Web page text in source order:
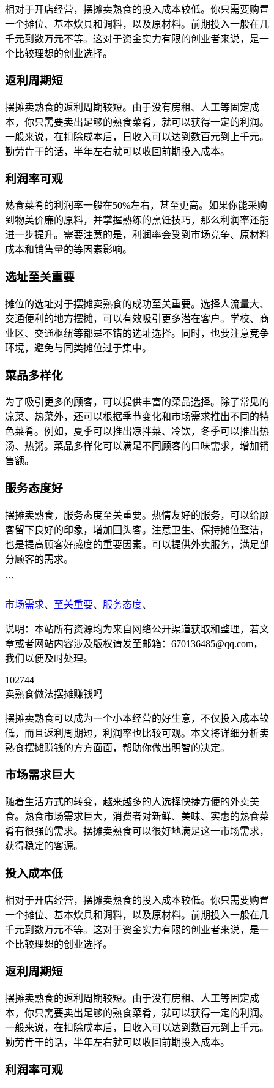
相对于开店经营，摆摊卖熟食的投入成本较低。你只需要购置
一个摊位、基本炊具和调料，以及原材料。前期投入一般在几
千元到数万元不等。这对于资金实力有限的创业者来说，是一
个比较理想的创业选择。
返利周期短
摆摊卖熟食的返利周期较短。由于没有房租、人工等固定成
本，你只需要卖出足够的熟食菜肴，就可以获得一定的利润。
一般来说，在扣除成本后，日收入可以达到数百元到上千元。
勤劳肯干的话，半年左右就可以收回前期投入成本。
利润率可观
熟食菜肴的利润率一般在50%左右，甚至更高。如果你能采购
到物美价廉的原料，并掌握熟练的烹饪技巧，那么利润率还能
进一步提升。需要注意的是，利润率会受到市场竞争、原材料
成本和销售量的等因素影响。
选址至关重要
摊位的选址对于摆摊卖熟食的成功至关重要。选择人流量大、
交通便利的地方摆摊，可以有效吸引更多潜在客户。学校、商
业区、交通枢纽等都是不错的选址选择。同时，也要注意竞争
环境，避免与同类摊位过于集中。
菜品多样化
为了吸引更多的顾客，可以提供丰富的菜品选择。除了常见的
凉菜、热菜外，还可以根据季节变化和市场需求推出不同的特
色菜肴。例如，夏季可以推出凉拌菜、冷饮，冬季可以推出热
汤、热粥。菜品多样化可以满足不同顾客的口味需求，增加销
售额。
服务态度好
摆摊卖熟食，服务态度至关重要。热情友好的服务，可以给顾
客留下良好的印象，增加回头客。注意卫生、保持摊位整洁，
也是提高顾客好感度的重要因素。可以提供外卖服务，满足部
分顾客的需求。
```
市场需求、 至关重要、 服务态度、
说明：本站所有资源均为来自网络公开渠道获取和整理，若文
章或者网站内容涉及版权请发至邮箱：670136485@qq.com，
我们以便及时处理。
102744
卖熟食做法摆摊赚钱吗
摆摊卖熟食可以成为一个小本经营的好生意，不仅投入成本较
低，而且返利周期短，利润率也比较可观。本文将详细分析卖
熟食摆摊赚钱的方方面面，帮助你做出明智的决定。
市场需求巨大
随着生活方式的转变，越来越多的人选择快捷方便的外卖美
食。熟食市场需求巨大，消费者对新鲜、美味、实惠的熟食菜
肴有很强的需求。摆摊卖熟食可以很好地满足这一市场需求，
获得稳定的客源。
投入成本低
相对于开店经营，摆摊卖熟食的投入成本较低。你只需要购置
一个摊位、基本炊具和调料，以及原材料。前期投入一般在几
千元到数万元不等。这对于资金实力有限的创业者来说，是一
个比较理想的创业选择。
返利周期短
摆摊卖熟食的返利周期较短。由于没有房租、人工等固定成
本，你只需要卖出足够的熟食菜肴，就可以获得一定的利润。
一般来说，在扣除成本后，日收入可以达到数百元到上千元。
勤劳肯干的话，半年左右就可以收回前期投入成本。
利润率可观